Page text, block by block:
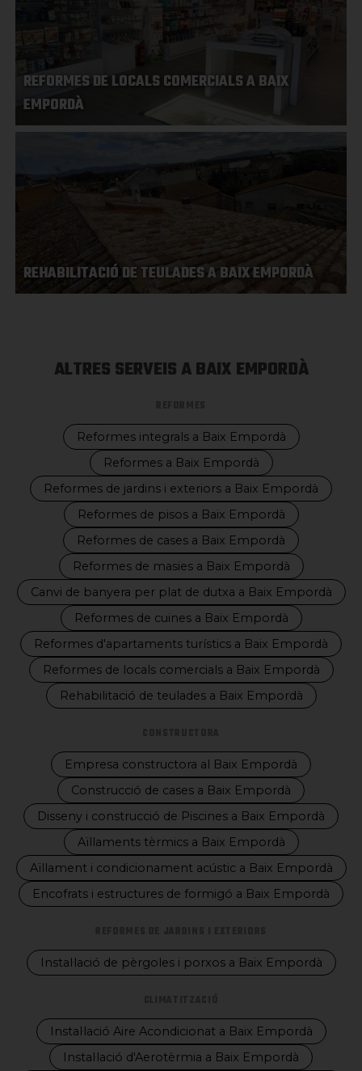
REFORMES DE LOCALS COMERCIALS A BAIX
EMPORDÀ
REHABILITACIÓ DE TEULADES A BAIX EMPORDÀ
ALTRES SERVEIS A BAIX EMPORDÀ
Reformes integrals a Baix Empordà
Reformes a Baix Empordà
Reformes de jardins i exteriors a Baix Empordà
Reformes de pisos a Baix Empordà
Reformes de cases a Baix Empordà
Reformes de masies a Baix Empordà
Canvi de banyera per plat de dutxa a Baix Empordà
Reformes de cuines a Baix Empordà
Reformes d'apartaments turístics a Baix Empordà
Reformes de locals comercials a Baix Empordà
Rehabilitació de teulades a Baix Empordà
Empresa constructora al Baix Empordà
Construcció de cases a Baix Empordà
Disseny i construcció de Piscines a Baix Empordà
Aïllaments tèrmics a Baix Empordà
Aïllament i condicionament acústic a Baix Empordà
Encofrats i estructures de formigó a Baix Empordà
Instal·lació de pèrgoles i porxos a Baix Empordà
Instal·lació Aire Acondicionat a Baix Empordà
Instal·lació d'Aerotèrmia a Baix Empordà